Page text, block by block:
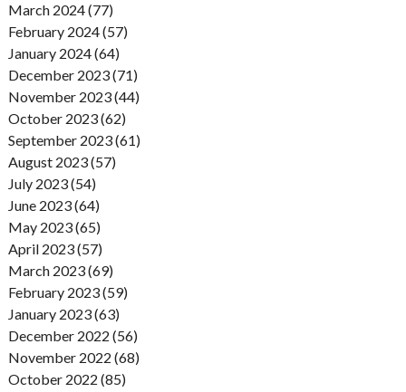
March 2024 (77)
February 2024 (57)
January 2024 (64)
December 2023 (71)
November 2023 (44)
October 2023 (62)
September 2023 (61)
August 2023 (57)
July 2023 (54)
June 2023 (64)
May 2023 (65)
April 2023 (57)
March 2023 (69)
February 2023 (59)
January 2023 (63)
December 2022 (56)
November 2022 (68)
October 2022 (85)